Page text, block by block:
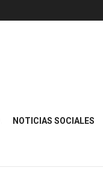
NOTICIAS SOCIALES